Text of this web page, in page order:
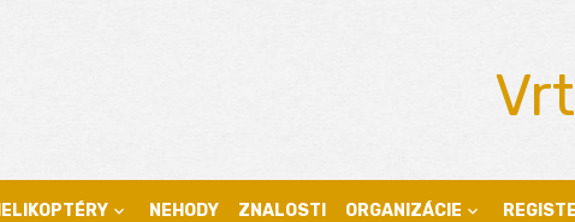
NEHODY ZNALOSTI ORGANIZÁCIE